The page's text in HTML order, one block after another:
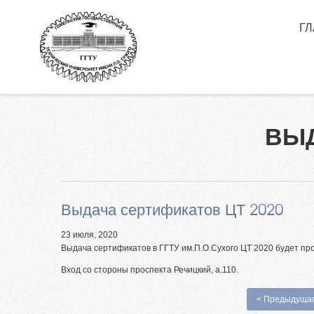
Выдача сертификатов ЦТ 2020
23 июля, 2020
Выдача сертификатов в ГГТУ им.П.О.Сухого ЦТ 2020 будет
Вход со стороны проспекта Речицкий, а.110.
<